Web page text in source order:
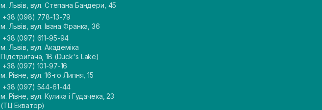
м. Львів, вул. Степана Бандери, 45
+38 (098) 778-13-79
м. Львів, вул. Івана Франка, 36
+38 (097) 611-95-94
м. Львів, вул. Академіка
Підстригача, 1В (Duck's Lake)
+38 (097) 101-97-16
м. Рівне, вул. 16-го Липня, 15
+38 (097) 544-61-44
м. Рівне, вул. Кулика і Гудачека, 23
(ТЦ Екватор)